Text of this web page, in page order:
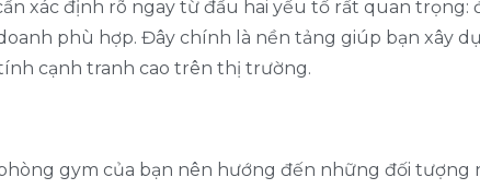
xác định rõ ngay từ đầu hai yếu tố rất quan trọng:
phù hợp. Đây chính là nền tảng giúp bạn xây
cạnh tranh cao trên thị trường.
gym của bạn nên hướng đến những đối tượng